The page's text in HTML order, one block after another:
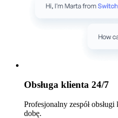
Obsługa klienta 24/7
Profesjonalny zespół
dobę.